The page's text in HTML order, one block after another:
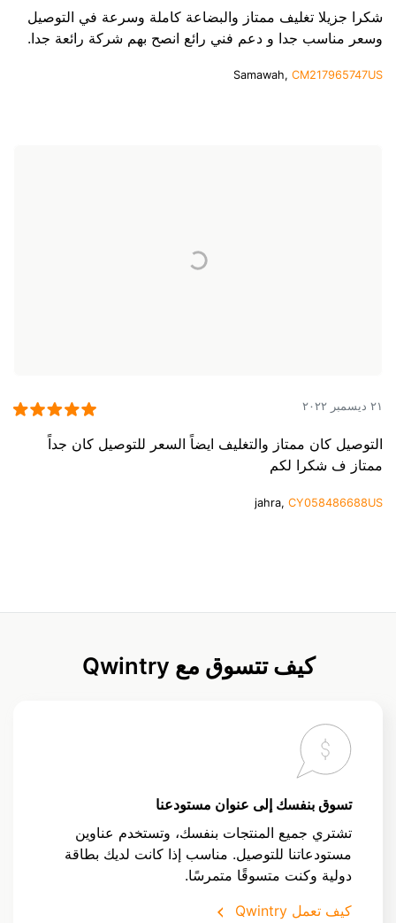
شكرا جزيلا تغليف ممتاز والبضاعة كاملة وسرعة في التوصيل
وسعر مناسب جدا و دعم فني رائع انصح بهم شركة رائعة جدا.
Samawah, CM217965747US
٢١ ديسمبر ٢٠٢٢
التوصيل كان ممتاز والتغليف ايضاً السعر للتوصيل كان جداً
ممتاز ف شكرا لكم
jahra, CY058486688US
كيف تتسوق مع Qwintry
تسوق بنفسك إلى عنوان مستودعنا
تشتري جميع المنتجات بنفسك، وتستخدم عناوين
مستودعاتنا للتوصيل. مناسب إذا كانت لديك بطاقة
دولية وكنت متسوقًا متمرسًا.
كيف تعمل Qwintry